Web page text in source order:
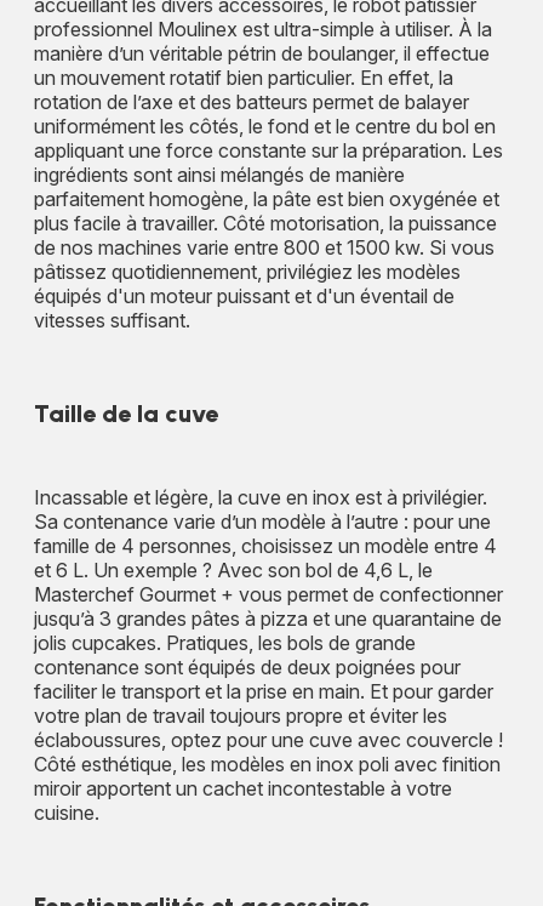
professionnel Moulinex est ultra-simple à utiliser. À la
manière d’un véritable pétrin de boulanger, il effectue
un mouvement rotatif bien particulier. En effet, la
rotation de l’axe et des batteurs permet de balayer
uniformément les côtés, le fond et le centre du bol en
appliquant une force constante sur la préparation. Les
ingrédients sont ainsi mélangés de manière
parfaitement homogène, la pâte est bien oxygénée et
plus facile à travailler. Côté motorisation, la puissance
de nos machines varie entre 800 et 1500 kw. Si vous
pâtissez quotidiennement, privilégiez les modèles
équipés d'un moteur puissant et d'un éventail de
vitesses suffisant.
Taille de la cuve
Incassable et légère, la cuve en inox est à privilégier.
Sa contenance varie d’un modèle à l’autre : pour une
famille de 4 personnes, choisissez un modèle entre 4
et 6 L. Un exemple ? Avec son bol de 4,6 L, le
Masterchef Gourmet + vous permet de confectionner
jusqu’à 3 grandes pâtes à pizza et une quarantaine de
jolis cupcakes. Pratiques, les bols de grande
contenance sont équipés de deux poignées pour
faciliter le transport et la prise en main. Et pour garder
votre plan de travail toujours propre et éviter les
éclaboussures, optez pour une cuve avec couvercle !
Côté esthétique, les modèles en inox poli avec finition
miroir apportent un cachet incontestable à votre
cuisine.